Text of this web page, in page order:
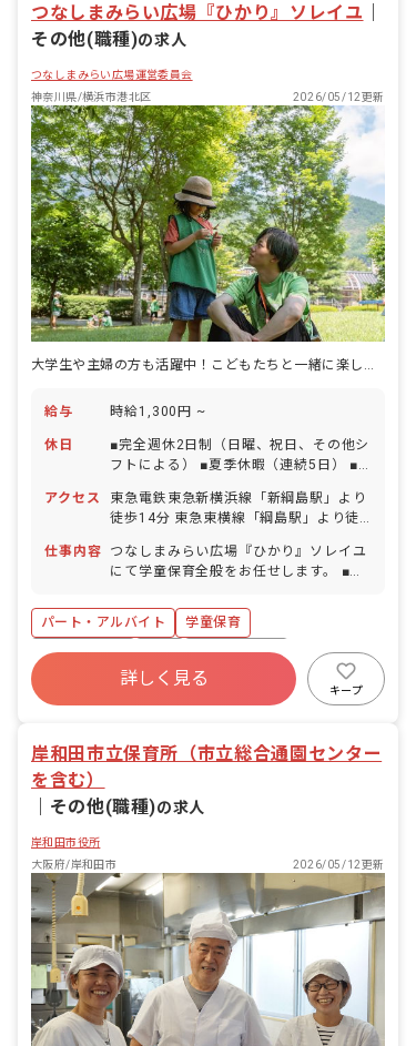
つなしまみらい広場『ひかり』ソレイユ
その他(職種)の求人
つなしまみらい広場運営委員会
神奈川県/横浜市港北区
2026/05/12更新
給与 時給1,300円 ~
休日
■完全週休2日制（日曜、祝日、その他シ
フトによる） ■夏季休暇（連続5日） ■
日から31日） ■有給休暇（取得率
100％） ■慶弔休暇 ■産前産後・育児休
暇（取得率100％・復帰率100％） ■介
護・看護休暇
アクセス
東急電鉄東急新横浜線「新綱島駅」より
徒歩14分 東急東横線「綱島駅」より徒
仕事内容
つなしまみらい広場『ひかり』ソレイユ
にて学童保育全般をお任せします。 ■具
年対象） ・公園などへの引率 ・室内遊
び（ボードゲームや読み聞かせ、工作や
折り紙） ・宿題や家庭学習のサポート
・片付けや掃除などの施設内環境整備 ・
お誕生日カードや制作物の準備
パート・アルバイト
学童保育
社会保険完備
有給
福利厚生充実
残業少なめ
昇給昇進あり
詳しく見る
キープ
岸和田市立保育所（市立総合通園センター
を含む）
その他(職種)の求人
岸和田市役所
大阪府/岸和田市
2026/05/12更新